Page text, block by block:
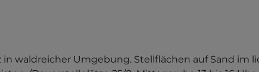
waldreicher Umgebung. Stellflächen auf Sand im